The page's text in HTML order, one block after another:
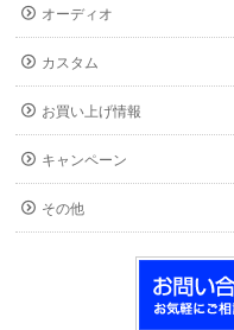
オーディオ
カスタム
お買い上げ情報
キャンペーン
その他